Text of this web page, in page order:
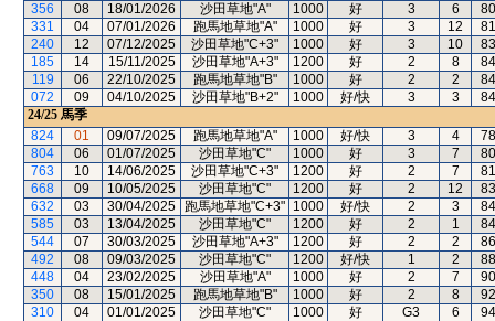
356
08 18/01/2026 沙田草地"A" 1000 好 3 6
80
331
04 07/01/2026 跑馬地草地"A" 1000 好 3 12
81
240
12 07/12/2025 沙田草地"C+3" 1000 好 3 10
83
185
14 15/11/2025 沙田草地"A+3" 1200 好 2 8
84
119
06 22/10/2025 跑馬地草地"B" 1000 好 2 2
84
072
09 04/10/2025 沙田草地"B+2" 1000 好/快 3 3
84
24/25 馬季
824
01 09/07/2025 跑馬地草地"A" 1000 好/快 3 4
78
804
06 01/07/2025 沙田草地"C" 1000 好 3 7
80
763
10 14/06/2025 沙田草地"C+3" 1200 好 2 7
81
668
09 10/05/2025 沙田草地"C" 1200 好 2 12
83
632
03 30/04/2025 跑馬地草地"C+3" 1000 好/快 2 3
84
585
03 13/04/2025 沙田草地"C" 1200 好 2 1
84
544
07 30/03/2025 沙田草地"A+3" 1200 好 2 2
86
492
08 09/03/2025 沙田草地"C" 1200 好/快 1 2
88
448
04 23/02/2025 沙田草地"A" 1000 好 2 7
90
350
08 15/01/2025 跑馬地草地"B" 1000 好 2 8
92
310
04 01/01/2025 沙田草地"C" 1000 好 G3 6
94